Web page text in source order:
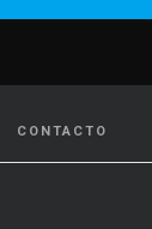
CONTACTO